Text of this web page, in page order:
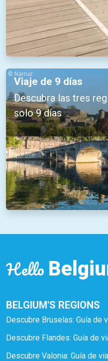
Viaje de 9 días
Descubra las tres
solo 9 días
© Namur
Hello
BELGIUM'S REGIONS
Descubre Bruselas: Guía de
Descubre Flandes: Guía de
Descubre Valonia: Guía de